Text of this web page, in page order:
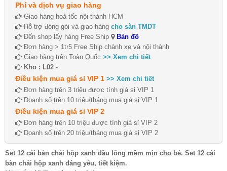
Phí và dịch vụ giao hàng
Giao hàng hoả tốc nội thành HCM
Hỗ trợ đóng gói và giao hàng cho sàn TMDT
Đến shop lấy hàng Free Ship
Bản đồ
Đơn hàng > 1tr5 Free Ship chành xe và nội thành
Giao hàng trên Toàn Quốc >> Xem chi tiết
Kho : L02 -
Điều kiện mua giá sỉ VIP 1 >> Xem chi tiết
Đơn hàng trên 3 triệu được tính giá sỉ VIP 1
Doanh số trên 10 triệu/tháng mua giá sỉ VIP 1
Điều kiện mua giá sỉ VIP 2
Đơn hàng trên 10 triệu được tính giá sỉ VIP 2
Doanh số trên 20 triệu/tháng mua giá sỉ VIP 2
Set 12 cái bàn chải hộp xanh đầu lông mềm mịn cho bé. Set 12 cái
bàn chải hộp xanh đáng yêu, tiết kiệm.